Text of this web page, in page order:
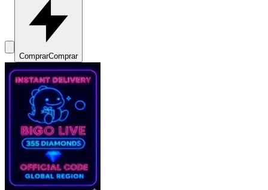
ComprarComprar